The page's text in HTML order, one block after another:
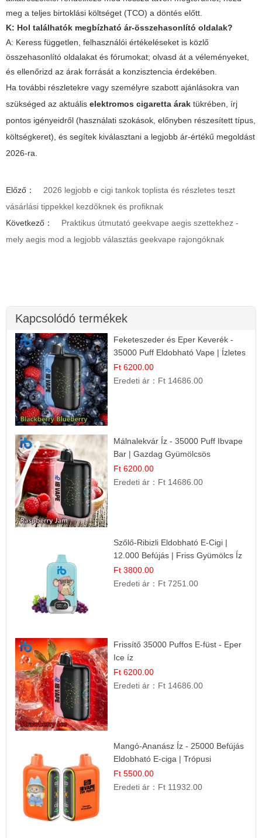
meg a teljes birtoklási költséget (TCO) a döntés előtt.
K: Hol találhatók megbízható ár-összehasonlító oldalak?
A: Keress független, felhasználói értékeléseket is közlő
összehasonlító oldalakat és fórumokat; olvasd át a véleményeket,
és ellenőrizd az árak forrását a konzisztencia érdekében.
Ha további részletekre vagy személyre szabott ajánlásokra van
szükséged az aktuális elektromos cigaretta árak tükrében, írj
pontos igényeidről (használati szokások, előnyben részesített típus,
költségkeret), és segítek kiválasztani a legjobb ár-értékű megoldást
2026-ra.
Előző：
2026 legjobb e cigi tankok toplista és részletes teszt
vásárlási tippekkel kezdőknek és profiknak
Következő：
Praktikus útmutató geekvape aegis szettekhez -
mely aegis mod a legjobb választás geekvape rajongóknak
Kapcsolódó termékek
Feketeszeder és Eper Keverék -
35000 Puff Eldobható Vape | Ízletes
Gyümölcsökombináció!
Ft 6200.00
Eredeti ár： Ft 14686.00
Málnalekvár Íz - 35000 Puff Ibvape
Bar | Gazdag Gyümölcsös
Ízélmény!
Ft 6200.00
Eredeti ár： Ft 14686.00
Szőlő-Ribizli Eldobható E-Cigi |
12.000 Befújás | Friss Gyümölcs Íz
Ft 3800.00
Eredeti ár： Ft 7251.00
Frissítő 35000 Puffos E-füst - Eper
Ice íz
Ft 6200.00
Eredeti ár： Ft 14686.00
Mangó-Ananász Íz - 25000 Befújás
Eldobható E-ciga | Trópusi
Gyümölcs Élmény!
Ft 5500.00
Eredeti ár： Ft 11932.00